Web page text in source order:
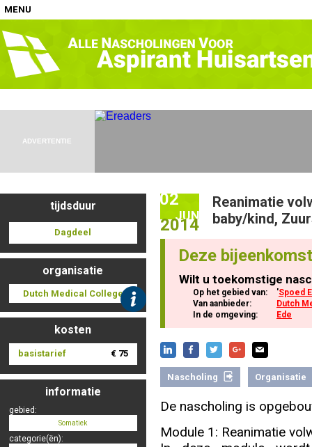
MENU
Home
Nascholingen op locatie (agenda)
Nascholingen online (elearning)
Nascholingen op aanvraag (in-company)
Nascholing aanmelden
Zoek op kaart
ADVERTENTIE
tijdsduur
Dagdeel
organisatie
Dutch Medical College
kosten
basistarief € 75
informatie
gebied:
Somatiek
categorie(ën):
02
JUN
2014
Reanimatie
baby/kind,
Deze
Wilt u toekomstige
Op het gebied van: 'Spoed
Van aanbieder:
Dutch
In de omgeving:
Ede
Nascholing Organisatie
De nascholing is
Module 1: Reanimatie